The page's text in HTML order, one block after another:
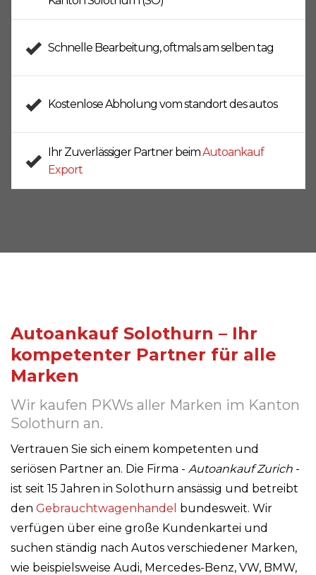
Schnelle Bearbeitung, oftmals am selben tag
Kostenlose Abholung vom standort des autos
Ihr Zuverlässiger Partner beimAutoankauf
Export
Autoankauf Solothurn – Ihr
kompetenter Partner für alle
Marken
Wir kaufen PKWs aller Marken im Kanton
Solothurn an.
Vertrauen Sie sich einem kompetenten und
seriösen Partner an. Die Firma - Autoankauf Zurich -
ist seit 15 Jahren in Solothurn ansässig und betreibt
den Gebrauchtwagenhandel bundesweit. Wir
verfügen über eine große Kundenkartei und
suchen ständig nach Autos verschiedener Marken,
wie beispielsweise Audi, Mercedes-Benz, VW, BMW,